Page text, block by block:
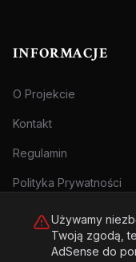
INFORMACJE
O Projekcie
Kontakt
Regulamin
Polityka Prywatności
Używamy
Twoją zgodą,
AdSense do